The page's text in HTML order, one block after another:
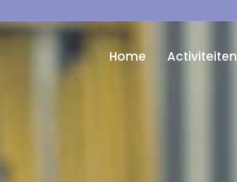
Home Activiteiten